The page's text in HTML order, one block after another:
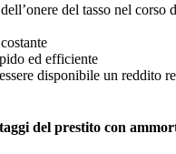
del tasso nel corso
ed efficiente
disponibile un reddito
del prestito con